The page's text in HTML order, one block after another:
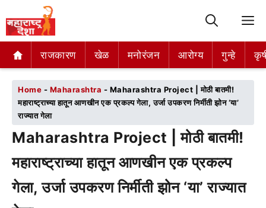
राजकारण खेळ मनोरंजन आरोग्य गुन्हे
राजकारण खेळ मनोरंजन आरोग्य गुन्हे
Home - Maharashtra - Maharashtra Project | मोठी बातमी!
महाराष्ट्राच्या हातून आणखीन एक प्रकल्प गेला, उर्जा उपकरण निर्मीती झोन ‘या’
राज्यात गेला
Maharashtra Project | मोठी बातमी!
महाराष्ट्राच्या हातून आणखीन एक प्रकल्प
गेला, उर्जा उपकरण निर्मीती झोन ‘या’ राज्यात